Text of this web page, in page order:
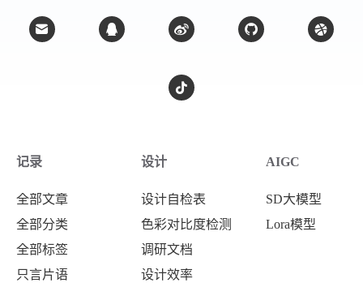
记录
全部文章
全部分类
全部标签
只言片语
设计
设计自检表
色彩对比度检测
调研文档
设计效率
AIGC
SD大模型
Lora模型